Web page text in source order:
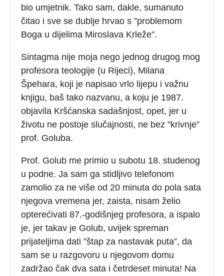
bio umjetnik. Tako sam, dakle, sumanuto
čitao i sve se dublje hrvao s ”problemom
Boga u dijelima Miroslava Krleže”.
Sintagma nije moja nego jednog drugog mog
profesora teologije (u Rijeci), Milana
Špehara, koji je napisao vrlo lijepu i važnu
knjigu, baš tako nazvanu, a koju je 1987.
objavila Kršćanska sadašnjost, opet, jer u
životu ne postoje slučajnosti, ne bez ”krivnje”
prof. Goluba.
Prof. Golub me primio u subotu 18. studenog
u podne. Ja sam ga stidljivo telefonom
zamolio za ne više od 20 minuta do pola sata
njegova vremena jer, zaista, nisam želio
opterećivati 87.-godišnjeg profesora, a ispalo
je, jer takav je Golub, uvijek spreman
prijateljima dati ”štap za nastavak puta”, da
sam se u razgovoru u njegovom domu
zadržao čak dva sata i četrdeset minuta! Na